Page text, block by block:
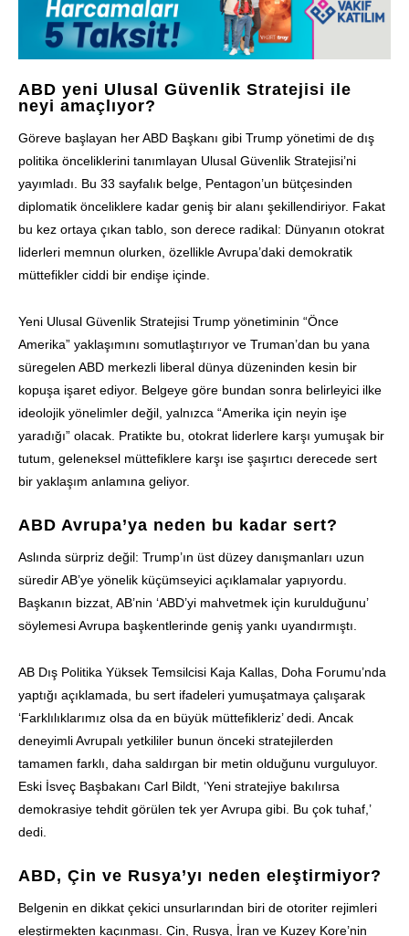
ABD yeni Ulusal Güvenlik Stratejisi ile
neyi amaçlıyor?
Göreve başlayan her ABD Başkanı gibi Trump yönetimi de dış
politika önceliklerini tanımlayan Ulusal Güvenlik Stratejisi’ni
yayımladı. Bu 33 sayfalık belge, Pentagon’un bütçesinden
diplomatik önceliklere kadar geniş bir alanı şekillendiriyor. Fakat
bu kez ortaya çıkan tablo, son derece radikal: Dünyanın otokrat
liderleri memnun olurken, özellikle Avrupa’daki demokratik
müttefikler ciddi bir endişe içinde.
Yeni Ulusal Güvenlik Stratejisi Trump yönetiminin “Önce
Amerika” yaklaşımını somutlaştırıyor ve Truman’dan bu yana
süregelen ABD merkezli liberal dünya düzeninden kesin bir
kopuşa işaret ediyor. Belgeye göre bundan sonra belirleyici ilke
ideolojik yönelimler değil, yalnızca “Amerika için neyin işe
yaradığı” olacak. Pratikte bu, otokrat liderlere karşı yumuşak bir
tutum, geleneksel müttefiklere karşı ise şaşırtıcı derecede sert
bir yaklaşım anlamına geliyor.
ABD Avrupa’ya neden bu kadar sert?
Aslında sürpriz değil: Trump’ın üst düzey danışmanları uzun
süredir AB’ye yönelik küçümseyici açıklamalar yapıyordu.
Başkanın bizzat, AB’nin ‘ABD’yi mahvetmek için kurulduğunu’
söylemesi Avrupa başkentlerinde geniş yankı uyandırmıştı.
AB Dış Politika Yüksek Temsilcisi Kaja Kallas, Doha Forumu’nda
yaptığı açıklamada, bu sert ifadeleri yumuşatmaya çalışarak
‘Farklılıklarımız olsa da en büyük müttefikleriz’ dedi. Ancak
deneyimli Avrupalı yetkililer bunun önceki stratejilerden
tamamen farklı, daha saldırgan bir metin olduğunu vurguluyor.
Eski İsveç Başbakanı Carl Bildt, ‘Yeni stratejiye bakılırsa
demokrasiye tehdit görülen tek yer Avrupa gibi. Bu çok tuhaf,’
dedi.
ABD, Çin ve Rusya’yı neden eleştirmiyor?
Belgenin en dikkat çekici unsurlarından biri de otoriter rejimleri
eleştirmekten kaçınması. Çin, Rusya, İran ve Kuzey Kore’nin